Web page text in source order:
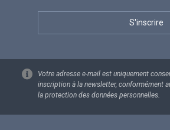
Votre adresse e-mail est uniquement
inscription à la newsletter, conformément
la protection des données personnelles.